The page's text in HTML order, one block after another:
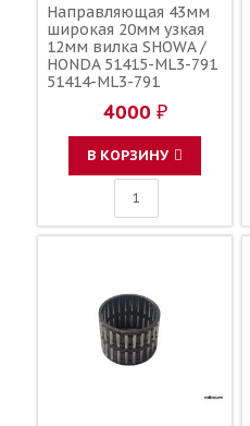
Направляющая 43мм
широкая 20мм узкая
12мм вилка SHOWA /
HONDA 51415-ML3-791
51414-ML3-791
4000 ₽
В КОРЗИНУ